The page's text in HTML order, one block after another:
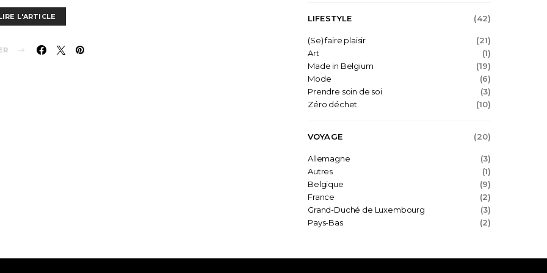
L'ARTICLE LIFESTYLE (42)
(Se) faire plaisir
(21)
Art
(1)
Made in Belgium
(19)
Mode
(6)
Prendre soin de soi
(3)
Zéro déchet
(10)
VOYAGE (20)
Allemagne
(3)
Autres
(1)
Belgique
(9)
France
(2)
Grand-Duché de Luxembourg
(3)
Pays-Bas
(2)